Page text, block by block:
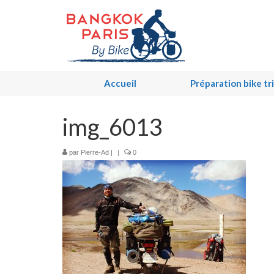
Accueil Préparation bike
img_6013
par Pierre-Ad | | 0